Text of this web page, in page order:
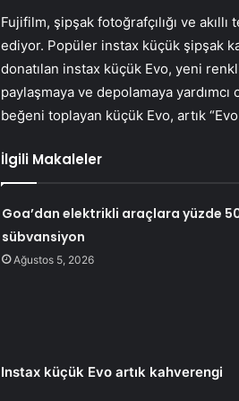
Fujifilm, şipşak fotoğrafçılığı ve akıllı
ediyor. Popüler instax küçük şipşak
donatılan instax küçük Evo, yeni
paylaşmaya ve depolamaya
beğeni toplayan küçük Evo, artık
İlgili Makaleler
Goa’dan elektrikli araçlara yüzde
sübvansiyon
Ağustos 5, 2026
Instax küçük Evo artık kahverengi